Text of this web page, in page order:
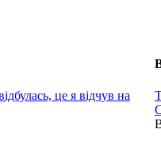
це я відчув на